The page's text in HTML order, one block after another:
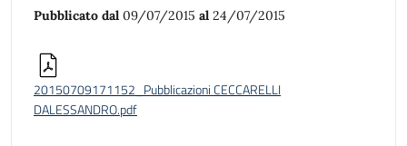
Pubblicato dal 09/07/2015 al 24/07/2015
20150709171152_Pubblicazioni CECCARELLI
DALESSANDRO.pdf